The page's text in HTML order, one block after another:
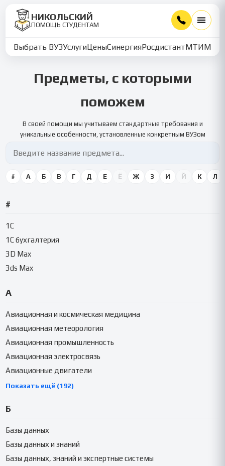
НИКОЛЬСКИЙ
ПОМОЩЬ СТУДЕНТАМ
Выбрать ВУЗУслугиЦеныСинергияРосдистантМТИММУ
Предметы, с которыми
поможем
В своей помощи мы учитываем стандартные требования и
уникальные особенности, установленные конкретным ВУЗом
# А Б В Г Д Е Ё Ж З И Й К Л
#
1C
1C бухгалтерия
3D Max
3ds Max
А
Авиационная и космическая медицина
Авиационная метеорология
Авиационная промышленность
Авиационная электросвязь
Авиационные двигатели
Показать ещё (192)
Б
Базы данных
Базы данных и знаний
Базы данных, знаний и экспертные системы